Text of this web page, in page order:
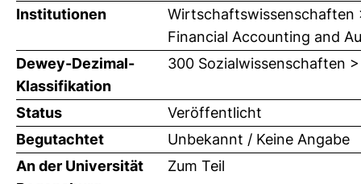
Institutionen
Financial Accounting and
Dewey-Dezimal-
Klassifikation
300 Sozialwissenschaften
Status
Veröffentlicht
Begutachtet
Unbekannt / Keine Angabe
An der Universität
Zum Teil